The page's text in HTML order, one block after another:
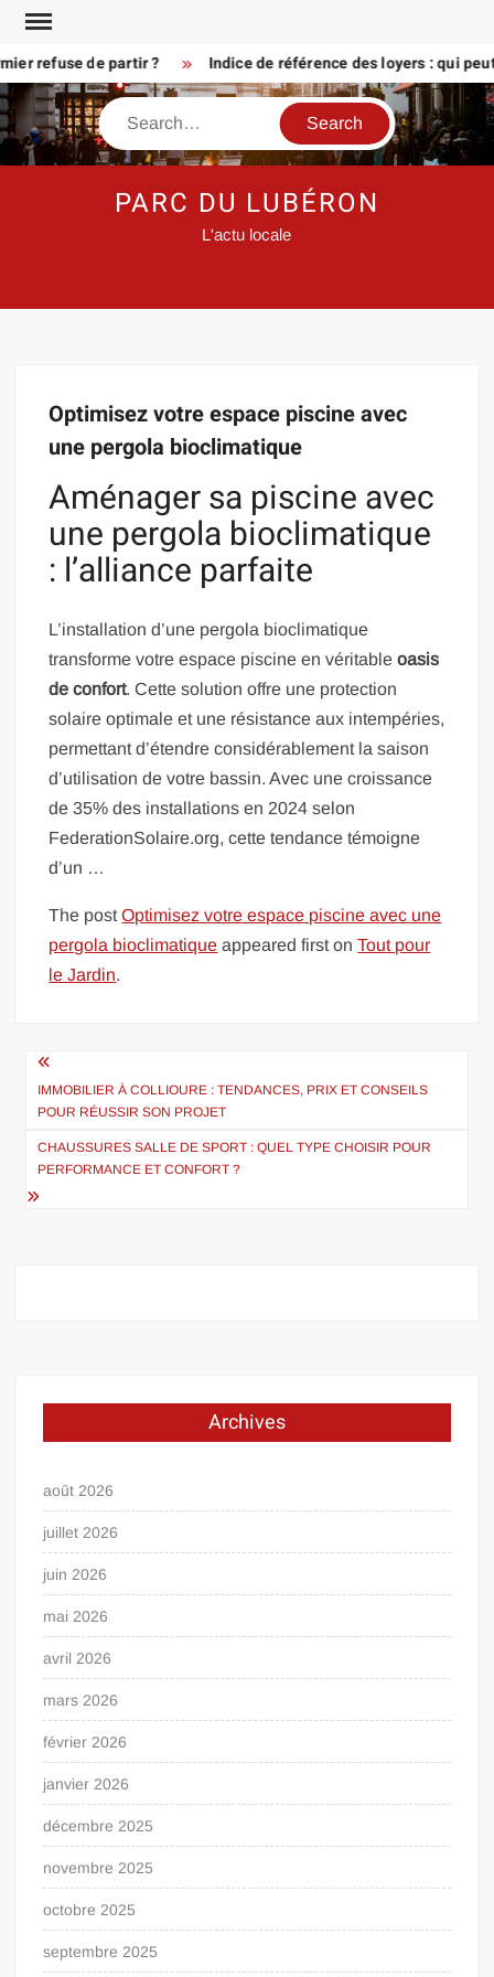
Skip
contentrefuse de partir ? Indice de référence des loyers : qui
Search
PARC DU LUBÉRON
L'actu locale
Optimisez votre espace piscine avec
une pergola bioclimatique
Aménager sa piscine avec
une pergola bioclimatique
: l’alliance parfaite
L’installation d’une pergola bioclimatique
transforme votre espace piscine en véritableoasis
de confort. Cette solution offre une protection
solaire optimale et une résistance aux intempéries,
permettant d’étendre considérablement la saison
d’utilisation de votre bassin. Avec une croissance
de 35% des installations en 2024 selon
FederationSolaire.org, cette tendance témoigne
d’un …
The postOptimisez votre espace piscine avec une
pergola bioclimatique appeared first onTout pour
le Jardin.
Navigation
de
l’article
IMMOBILIER À COLLIOURE : TENDANCES, PRIX ET CONSEILS
POUR RÉUSSIR SON PROJET
CHAUSSURES SALLE DE SPORT : QUEL TYPE CHOISIR POUR
PERFORMANCE ET CONFORT ?
Archives
août 2026
juillet 2026
juin 2026
mai 2026
avril 2026
mars 2026
février 2026
janvier 2026
décembre 2025
novembre 2025
octobre 2025
septembre 2025